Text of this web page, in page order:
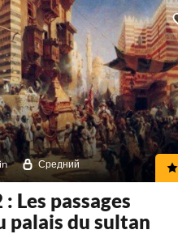
Средний
Les passages
palais du sultan